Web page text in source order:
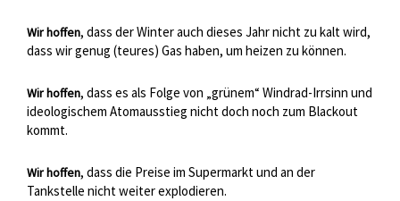
Wir hoffen, dass der Winter auch dieses Jahr nicht zu kalt wird,
dass wir genug (teures) Gas haben, um heizen zu können.
Wir hoffen, dass es als Folge von „grünem“ Windrad-Irrsinn und
ideologischem Atomausstieg nicht doch noch zum Blackout
kommt.
Wir hoffen, dass die Preise im Supermarkt und an der
Tankstelle nicht weiter explodieren.